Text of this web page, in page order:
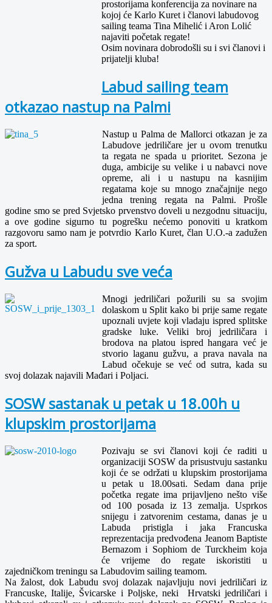
prostorijama konferencija za novinare na
kojoj će Karlo Kuret i članovi labudovog
sailing teama Tina Mihelić i Aron Lolić
najaviti početak regate!
Osim novinara dobrodošli su i svi članovi i
prijatelji kluba!
Labud sailing team
otkazao nastup na Palmi
Nastup u Palma de Mallorci otkazan je za
Labudove jedriličare jer u ovom trenutku
ta regata ne spada u prioritet. Sezona je
duga, ambicije su velike i u nabavci nove
opreme, ali i u nastupu na kasnijim
regatama koje su mnogo značajnije nego
jedna trening regata na Palmi. Prošle
godine smo se pred Svjetsko prvenstvo doveli u nezgodnu situaciju,
a ove godine sigurno tu pogrešku nećemo ponoviti u kratkom
razgovoru samo nam je potvrdio Karlo Kuret, član U.O.-a zadužen
za sport.
Gužva u Labudu sve veća
Mnogi jedriličari požurili su sa svojim
dolaskom u Split kako bi prije same regate
upoznali uvjete koji vladaju ispred splitske
gradske luke. Veliki broj jedriličara i
brodova na platou ispred hangara već je
stvorio laganu gužvu, a prava navala na
Labud očekuje se već od sutra, kada su
svoj dolazak najavili Mađari i Poljaci.
SOSW sastanak u petak u 18.00h u
klupskim prostorijama
Pozivaju se svi članovi koji će raditi u
organizaciji SOSW da prisustvuju sastanku
koji će se održati u klupskim prostorijama
u petak u 18.00sati. Sedam dana prije
početka regate ima prijavljeno nešto više
od 100 posada iz 13 zemalja. Usprkos
snijegu i zatvorenim cestama, danas je u
Labuda pristigla i jaka Francuska
reprezentacija predvođena Jeanom Baptiste
Bernazom i Sophiom de Turckheim koja
će vrijeme do regate iskoristiti u
zajedničkom treningu sa Labudovim sailing teamom.
Na žalost, dok Labudu svoj dolazak najavljuju novi jedriličari iz
Francuske, Italije, Švicarske i Poljske, neki Hrvatski jedriličari i